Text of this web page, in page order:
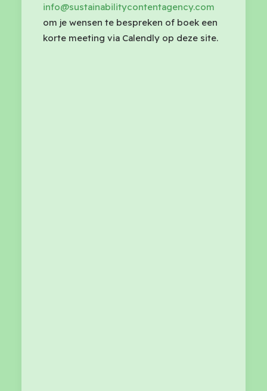
info@sustainabilitycontentagency.com
om je wensen te bespreken of boek een
korte meeting via Calendly op deze site.